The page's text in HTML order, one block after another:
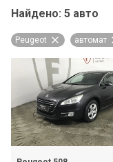
Найдено: 5 авто
Peugeot автомат